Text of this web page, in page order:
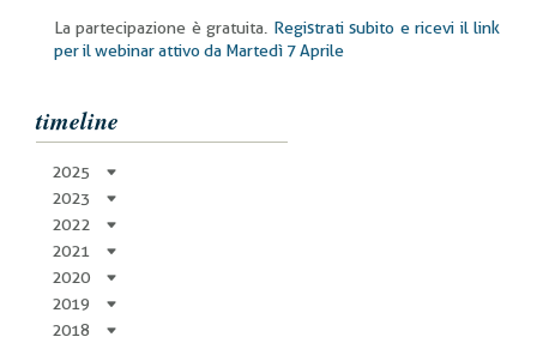
La partecipazione è gratuita. Registrati subito e ricevi il link
per il webinar attivo da Martedì 7 Aprile
timeline
2025
2023
2022
2021
2020
2019
2018